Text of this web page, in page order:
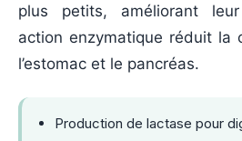
plus petits, améliorant
action enzymatique réduit la
l’estomac et le pancréas.
Production de lactase pour